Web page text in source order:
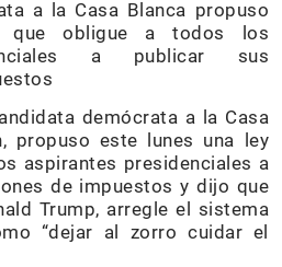
a la Casa Blanca propuso
que obligue a todos los
a publicar sus
demócrata a la Casa
propuso este lunes una ley
aspirantes presidenciales a
de impuestos y dijo que
Trump, arregle el sistema
“dejar al zorro cuidar el